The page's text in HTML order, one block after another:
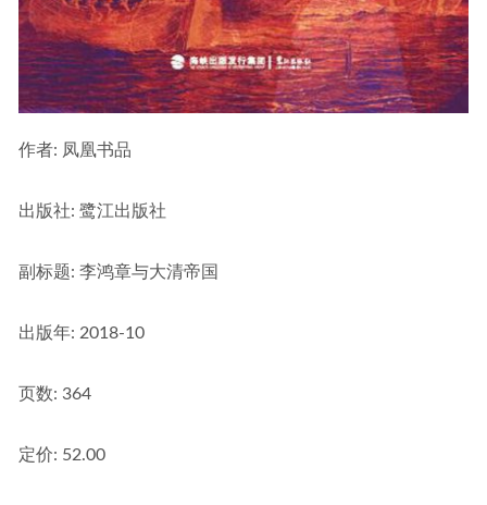
作者: 凤凰书品
出版社: 鹭江出版社
副标题: 李鸿章与大清帝国
出版年: 2018-10
页数: 364
定价: 52.00